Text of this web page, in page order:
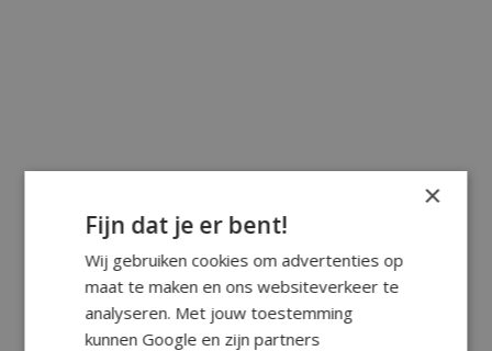
×
Fijn dat je er bent!
Wij gebruiken cookies om advertenties op
maat te maken en ons websiteverkeer te
analyseren. Met jouw toestemming
kunnen Google en zijn partners